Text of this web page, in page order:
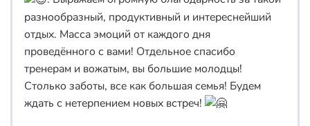
разнообразный, продуктивный и интереснейший
отдых. Масса эмоций от каждого дня
проведëнного с вами! Отдельное спасибо
тренерам и вожатым, вы большие молодцы!
Столько заботы, все как большая семья! Будем
ждать с нетерпением новых встреч!